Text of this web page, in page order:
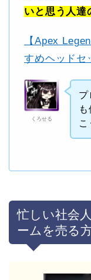
いと思う人達
【Apex
すめヘッドセ
くろせる
プ
こ
忙しい社会
ームを売る